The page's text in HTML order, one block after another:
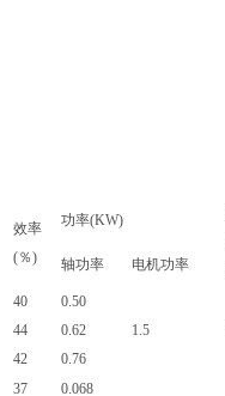
效率
(％)
功率(KW)
轴功率 电机功率
40
44
42
0.50
0.62
0.76
1.5
37
0.068